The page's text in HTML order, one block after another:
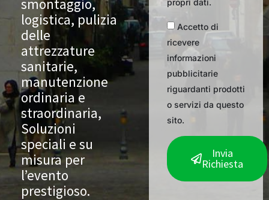
smontaggio,
logistica, pulizia
delle
attrezzature
sanitarie,
manutenzione
ordinaria e
straordinaria,
Soluzioni
speciali e su
misura per
l’evento
prestigioso.
propri dati.
Accetto di
ricevere
informazioni
pubblicitarie
riguardanti prodotti
o servizi da questo
sito.
Invia
Richiesta